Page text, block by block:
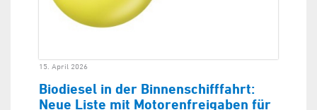
15. April 2026
Biodiesel in der Binnenschifffahrt:
Neue Liste mit Motorenfreigaben für